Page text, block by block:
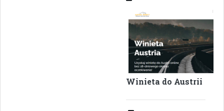
Winieta do Austrii